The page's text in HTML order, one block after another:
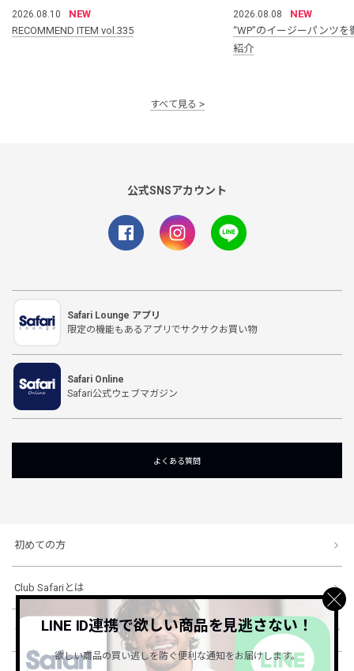
2026.08.10
NEW
RECOMMEND ITEM vol.335
2026.08.08
NEW
“WP”のイージーパンツ
紹介
すべて見る
公式SNSアカウント
Safari Lounge アプリ
限定の機能もあるアプリでサクサクお買い物
Safari Online
Safari公式ウェブマガジン
よくある質問
初めての方
Club Safariとは
ショッピングガイド
LINE ID連携で欲しい商品を見逃さない！
欲しい商品の買い逃しを防ぐ便利な通知をお届けします。